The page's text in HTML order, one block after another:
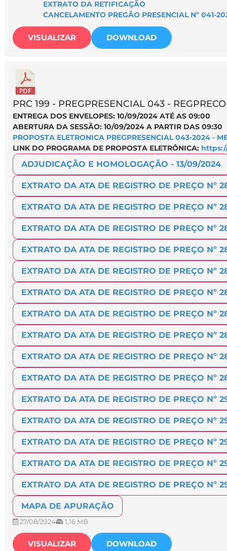
EXTRATO DA RETIFICAÇÃO
CANCELAMENTO PREGÃO PRESENCIAL Nº 041-
VISUALIZAR DOWNLOAD
PRC 199 - PREGPRESENCIAL 043 -
ENTREGA DOS ENVELOPES: 10/09/2024 ATÉ AS 09:00
ABERTURA DA SESSÃO: 10/09/2024 A PARTIR DAS 09:30
PROPOSTA ELETRONICA PREGPRESENCIAL 043-2024 -
LINK DO PROGRAMA DE PROPOSTA ELETRÔNICA:
ADJUDICAÇÃO E HOMOLOGAÇÃO - 13/09/2024
EXTRATO DA ATA DE REGISTRO DE PREÇO
EXTRATO DA ATA DE REGISTRO DE PREÇO Nº
EXTRATO DA ATA DE REGISTRO DE PREÇO
EXTRATO DA ATA DE REGISTRO DE PREÇO Nº
EXTRATO DA ATA DE REGISTRO DE PREÇO Nº
EXTRATO DA ATA DE REGISTRO DE PREÇO Nº
EXTRATO DA ATA DE REGISTRO DE PREÇO Nº
EXTRATO DA ATA DE REGISTRO DE PREÇO Nº
EXTRATO DA ATA DE REGISTRO DE PREÇO Nº
EXTRATO DA ATA DE REGISTRO DE PREÇO
EXTRATO DA ATA DE REGISTRO DE PREÇO Nº
EXTRATO DA ATA DE REGISTRO DE PREÇO Nº
EXTRATO DA ATA DE REGISTRO DE PREÇO Nº
EXTRATO DA ATA DE REGISTRO DE PREÇO Nº
EXTRATO DA ATA DE REGISTRO DE PREÇO Nº
MAPA DE APURAÇÃO
27/08/2024 1,16 MB
VISUALIZAR DOWNLOAD